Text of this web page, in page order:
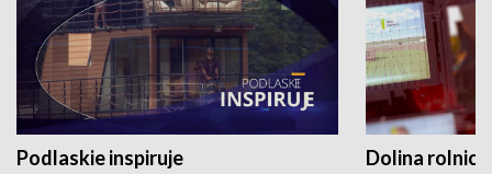
Podlaskie inspiruje Dolina